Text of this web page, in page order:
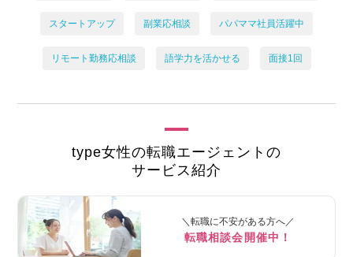
スタートアップ 副業応相談 パパママ社員活躍中
リモート勤務応相談 語学力を活かせる 面接1回
type女性の転職エージェントの
サービス紹介
＼転職に不安がある方へ／
転職相談会開催中！